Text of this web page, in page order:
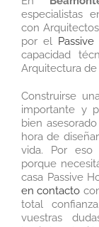
especialistas
con
por el
capacidad
Arquitectura
Construirse
importante y
bien
hora de
vida. Por eso
porque
casa Passive
en contacto
total
vuestras